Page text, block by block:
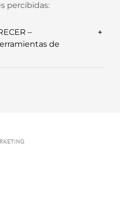
percibidas:
–
de